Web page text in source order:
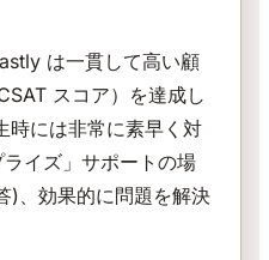
は一貫して高い顧
スコア）を達成し
時には非常に素早く対
イズ」サポートの場
)、効果的に問題を解決